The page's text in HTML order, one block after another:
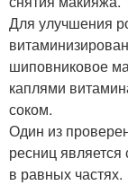
Для улучшения
шиповниковое
каплями
соком.
Один из
ресниц
в равных частях.